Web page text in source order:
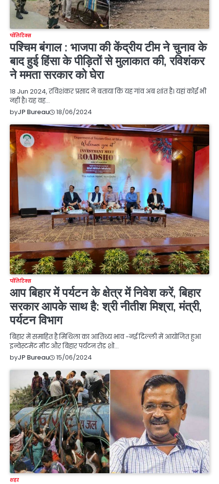
पॉलिटिक्स
पश्चिम बंगाल : भाजपा की केंद्रीय टीम ने चुनाव के
बाद हुई हिंसा के पीड़ितों से मुलाकात की, रविशंकर
ने ममता सरकार को घेरा
18 Jun 2024, रविशंकर प्रसाद ने बताया कि यह गांव अब शांत है। यहां कोई भी
नहीं है। यह वह…
byJP Bureau 18/06/2024
पॉलिटिक्स
आप बिहार में पर्यटन के क्षेत्र में निवेश करें, बिहार
सरकार आपके साथ है: श्री नीतीश मिश्रा, मंत्री,
पर्यटन विभाग
बिहार में समाहित है मिथिला का आतिथ्य भाव -नई दिल्ली में आयोजित हुआ
इन्वेस्टमेंट मीट और बिहार पर्यटन रोड शो…
byJP Bureau 15/06/2024
शहर